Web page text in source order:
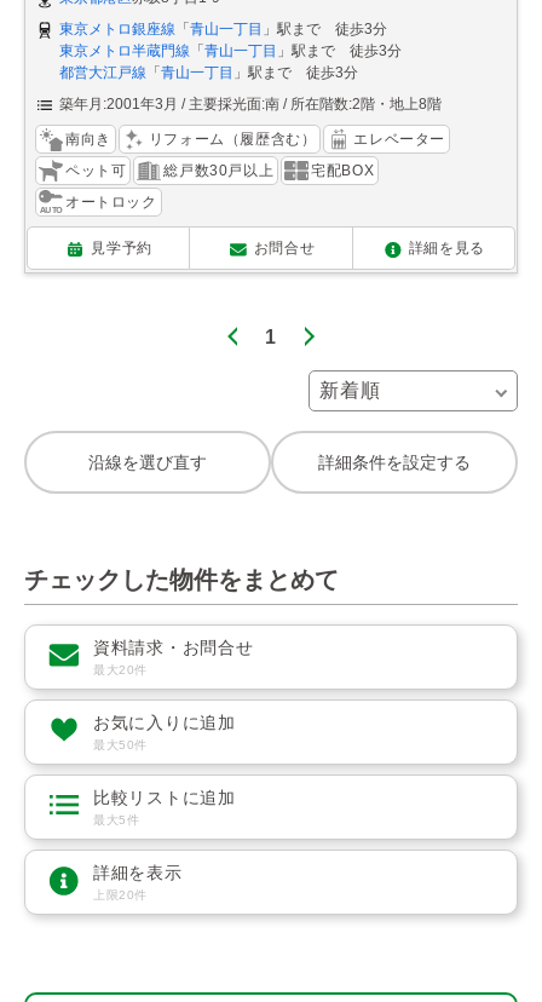
東京メトロ銀座線 「青山一丁目 」駅まで 徒歩3分
東京メトロ半蔵門線 「青山一丁目 」駅まで 徒歩3分
都営大江戸線 「青山一丁目 」駅まで 徒歩3分
築年月:2001年3月
主要採光面:南 所在階数:2階・地上8階
南向き リフォーム（履歴含む）
エレベーター
ペット可
総戸数30戸以上
宅配BOX
オートロック
見学予約 お問合せ 詳細を見る
1
沿線を選び直す 詳細条件を設定する
チェックした物件をまとめて
資料請求・お問合せ
最大20件
お気に入りに追加
最大50件
比較リストに追加
最大5件
詳細を表示
上限20件